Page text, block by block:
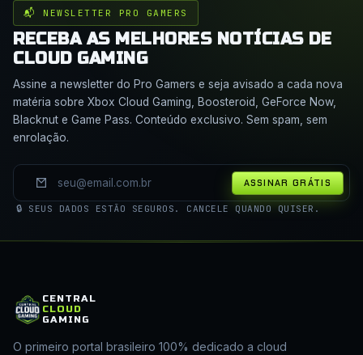
📬 NEWSLETTER PRO GAMERS
RECEBA AS MELHORES NOTÍCIAS DE
CLOUD GAMING
Assine a newsletter do Pro Gamers e seja avisado a cada nova
matéria sobre Xbox Cloud Gaming, Boosteroid, GeForce Now,
Blacknut e Game Pass. Conteúdo exclusivo. Sem spam, sem
enrolação.
ASSINAR GRÁTIS
🔒 SEUS DADOS ESTÃO SEGUROS. CANCELE QUANDO QUISER.
CENTRAL
CLOUD
GAMING
O primeiro portal brasileiro 100% dedicado a cloud